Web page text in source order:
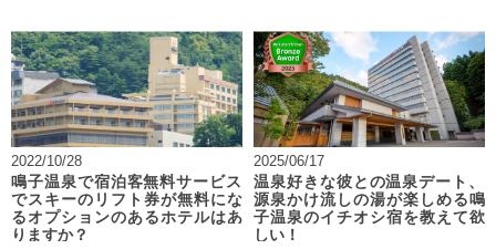
2022/10/28
鳴子温泉で宿泊客無料サービス
でスキーのリフト券が無料にな
るオプションのあるホテルはあ
りますか？
2025/06/17
温泉好きな彼との温泉デート、
源泉かけ流しの湯が楽しめる鳴
子温泉のイチオシ宿を教えて欲
しい！